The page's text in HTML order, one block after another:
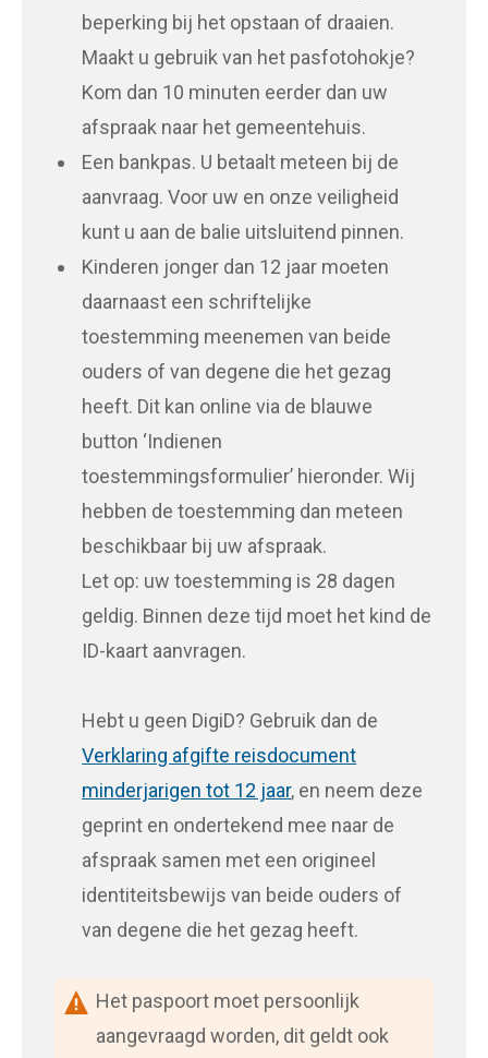
beperking bij het opstaan of draaien.
Maakt u gebruik van het pasfotohokje?
Kom dan 10 minuten eerder dan uw
afspraak naar het gemeentehuis.
Een bankpas. U betaalt meteen bij de
aanvraag. Voor uw en onze veiligheid
kunt u aan de balie uitsluitend pinnen.
Kinderen jonger dan 12 jaar moeten
daarnaast een schriftelijke
toestemming meenemen van beide
ouders of van degene die het gezag
heeft. Dit kan online via de blauwe
button ‘Indienen
toestemmingsformulier’ hieronder. Wij
hebben de toestemming dan meteen
beschikbaar bij uw afspraak.
Let op: uw toestemming is 28 dagen
geldig. Binnen deze tijd moet het kind de
ID-kaart aanvragen.
Hebt u geen DigiD? Gebruik dan de
Verklaring afgifte reisdocument
minderjarigen tot 12 jaar, en neem deze
geprint en ondertekend mee naar de
afspraak samen met een origineel
identiteitsbewijs van beide ouders of
van degene die het gezag heeft.
Het paspoort moet persoonlijk
aangevraagd worden, dit geldt ook